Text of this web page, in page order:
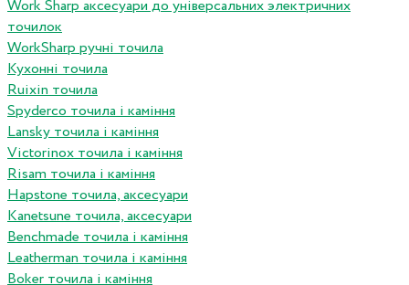
Work Sharp аксесуари до унiверсальних электричних
точилок
WorkSharp ручні точила
Кухонні точила
Ruixin точила
Spyderco точила і каміння
Lansky точила і каміння
Victorinox точила і каміння
Risam точила і каміння
Hapstone точила, аксесуари
Kanetsune точила, аксесуари
Benchmade точила і каміння
Leatherman точила і каміння
Boker точила і каміння